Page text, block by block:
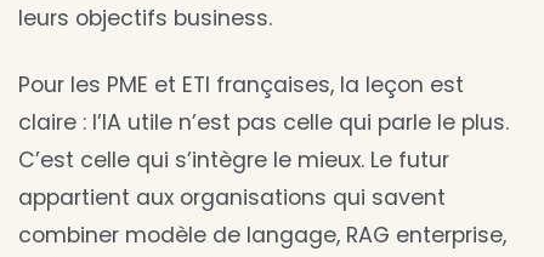
leurs objectifs business.
Pour les PME et ETI françaises, la leçon est
claire : l’IA utile n’est pas celle qui parle le plus.
C’est celle qui s’intègre le mieux. Le futur
appartient aux organisations qui savent
combiner modèle de langage, RAG enterprise,